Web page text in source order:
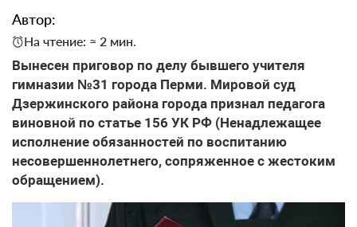
Автор:
На чтение: ≈ 2 мин.
Вынесен приговор по делу бывшего учителя
гимназии №31 города Перми. Мировой суд
Дзержинского района города признал педагога
виновной по статье 156 УК РФ (Ненадлежащее
исполнение обязанностей по воспитанию
несовершеннолетнего, сопряженное с жестоким
обращением).